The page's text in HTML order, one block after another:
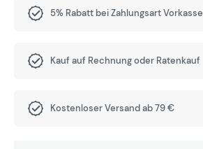
5% Rabatt bei Zahlungsart Vorkasse
Kauf auf Rechnung oder Ratenkauf
Kostenloser Versand ab 79 €